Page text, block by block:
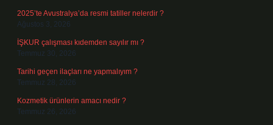
2025’te Avustralya’da resmi tatiller nelerdir ?
Ağustos 3, 2026
İŞKUR çalışması kıdemden sayılır mı ?
Temmuz 30, 2026
Tarihi geçen ilaçları ne yapmalıyım ?
Temmuz 28, 2026
Kozmetik ürünlerin amacı nedir ?
Temmuz 26, 2026